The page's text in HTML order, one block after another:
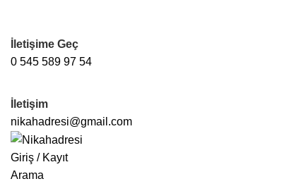
İletişime Geç
0 545 589 97 54
İletişim
nikahadresi@gmail.com
Giriş / Kayıt
Arama